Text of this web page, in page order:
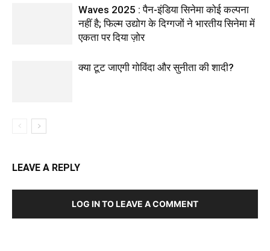
Waves 2025 : पैन-इंडिया सिनेमा कोई कल्पना
नहीं है; फिल्म उद्योग के दिग्गजों ने भारतीय सिनेमा में
एकता पर दिया ज़ोर
क्या टूट जाएगी गोविंदा और सुनीता की शादी?
LEAVE A REPLY
LOG IN TO LEAVE A COMMENT